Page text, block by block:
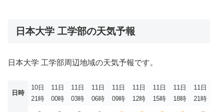
日本大学 工学部の天気予報
日本大学 工学部周辺地域の天気予報です。
日時
10日
21時
11日
00時
11日
03時
11日
06時
11日
09時
11日
12時
11日
15時
11日
18時
11日
21時